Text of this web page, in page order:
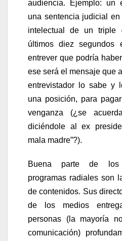
audiencia. Ejemplo: un
una sentencia judicial
intelectual de un triple
últimos diez segundos
entrever que podría
ese será el mensaje que
entrevistador lo sabe y
una posición, para
venganza (¿se
diciéndole al ex
mala madre”?).
Buena parte de los
programas radiales son
de contenidos. Sus
de los medios
personas (la mayoría
comunicación)